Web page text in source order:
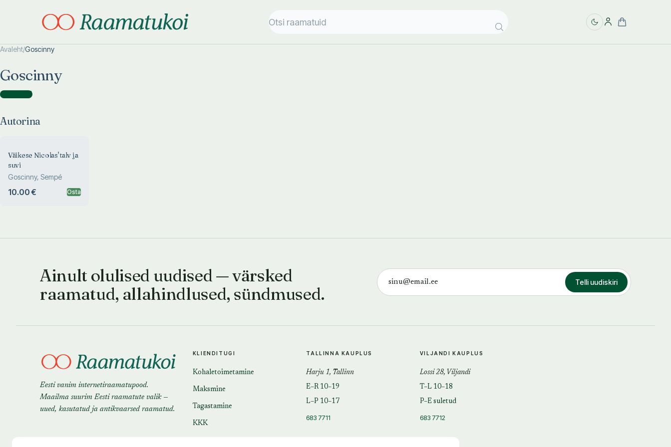
Avaleht/Goscinny
Goscinny
Autorina )
Autorina
Väikese Nicolas' talv ja
suvi
Goscinny, Sempé
10.00 € Osta
Ainult olulised uudised — värsked
raamatud, allahindlused, sündmused.
Telli uudiskiri
Eesti vanim internetiraamatupood.
Maailma suurim Eesti raamatute valik —
uued, kasutatud ja antikvaarsed raamatud.
KLIENDITUGI
Kohaletoimetamine
Maksmine
Tagastamine
KKK
TALLINNA KAUPLUS
Harju 1, Tallinn
E–R 10–19
L–P 10–17
683 7711
VILJANDI KAUPLUS
Lossi 28, Viljandi
T–L 10–18
P–E suletud
683 7712